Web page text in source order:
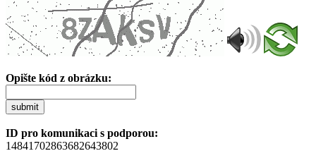
Opište kód z obrázku:
submit
ID pro komunikaci s podporou:
14841702863682643802